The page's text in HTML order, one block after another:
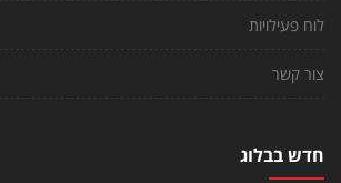
לוח פעילויות
צור קשר
חדש בבלוג